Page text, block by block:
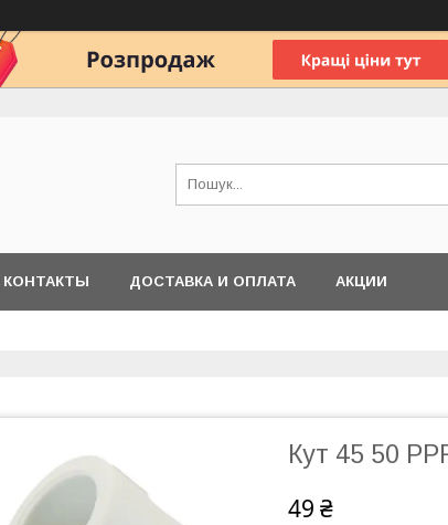
КОНТАКТЫ ДОСТАВКА И ОПЛАТА АКЦИИ
Кут 45 50
49 ₴